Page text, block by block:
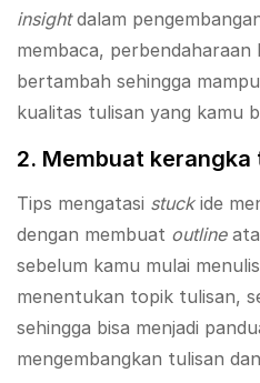
insightdalam
membaca,
bertambah sehingga
kualitas tulisan yang kamu
2. Membuat kerangka
Tips mengatasi stuckide
dengan membuat outline
sebelum kamu mulai
menentukan topik tulisan,
sehingga bisa menjadi
mengembangkan tulisan